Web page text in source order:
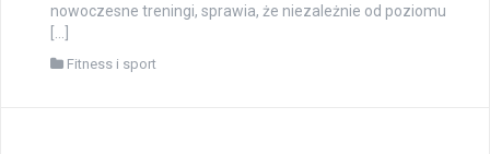
nowoczesne treningi, sprawia, że niezależnie od poziomu
Fitness i sport